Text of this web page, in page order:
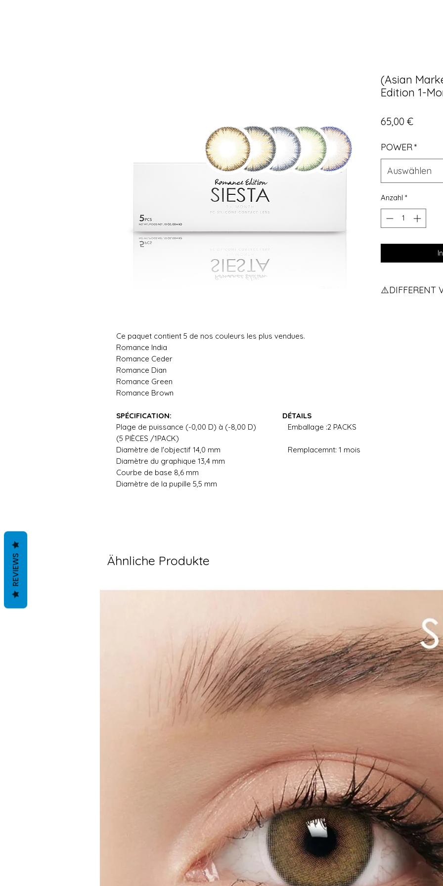
Ce paquet contient 5 de nos couleurs les plus vendues.
Romance India
Romance Ceder
Romance Dian
Romance Green
Romance Brown
SPÉCIFICATION: DÉTAILS
Plage de puissance (-0,00 D) à (-8,00 D) Emballage :2 PACKS
(5 PIÈCES /1PACK)
Diamètre de l'objectif 14,0 mm Remplacemnt: 1 mois
Diamètre du graphique 13,4 mm
Courbe de base 8,6 mm
Diamètre de la pupille 5,5 mm
(Asian
Edition 1-
65,00 €Preis
POWER*
Auswählen
Anzahl *
⚠️DIFFERENT
Ähnliche Produkte
REVIEWS